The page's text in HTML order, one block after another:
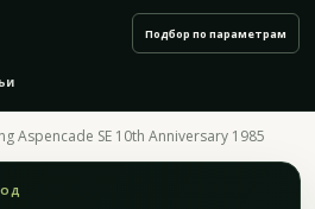
Подбор по параметрам
Aspencade SE 10th Anniversary 1985